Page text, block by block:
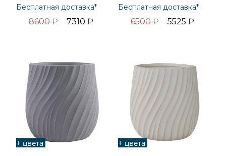
Бесплатная доставка*
8600₽ 7310 ₽
Бесплатная доставка*
6500₽ 5525₽
+ цвета + цвета